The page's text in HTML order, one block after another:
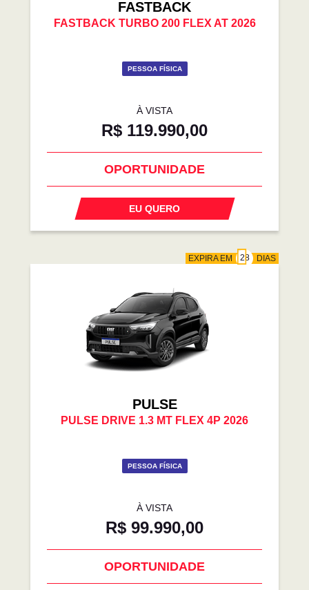
FASTBACK
FASTBACK TURBO 200 FLEX AT 2026
PESSOA FÍSICA
À VISTA
R$ 119.990,00
OPORTUNIDADE
EU QUERO
EXPIRA EM DIAS
PULSE
PULSE DRIVE 1.3 MT FLEX 4P 2026
PESSOA FÍSICA
À VISTA
R$ 99.990,00
OPORTUNIDADE